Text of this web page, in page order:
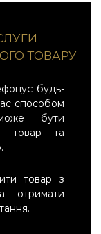
ТОВАРУ
будь-
способом
бути
товар та
товар з
отримати